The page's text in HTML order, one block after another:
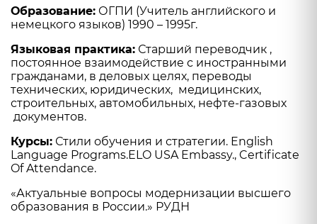
Образование: ОГПИ (Учитель английского и
немецкого языков) 1990 – 1995г.
Языковая практика: Старший переводчик ,
постоянное взаимодействие с иностранными
гражданами, в деловых целях, переводы
технических, юридических, медицинских,
строительных, автомобильных, нефте-газовых
документов.
Курсы: Стили обучения и стратегии. English
Language Programs.ELO USA Embassy., Certificate
Of Attendance.
«Актуальные вопросы модернизации высшего
образования в России.» РУДН